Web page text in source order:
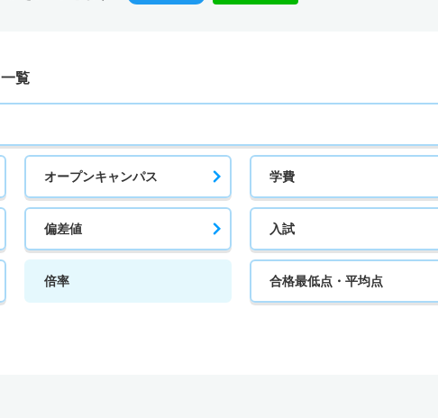
覧
オープンキャンパス 学費
偏差値 入試
倍率 合格最低点・平均点